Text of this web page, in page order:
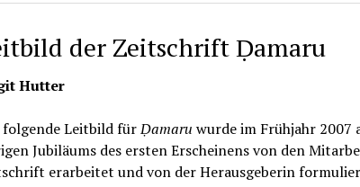
der Zeitschrift Ḍamaru
Hutter
folgende Leitbild fürḌamaru wurde im Frühjahr 2007
Jubiläums des ersten Erscheinens von den
erarbeitet und von der Herausgeberin